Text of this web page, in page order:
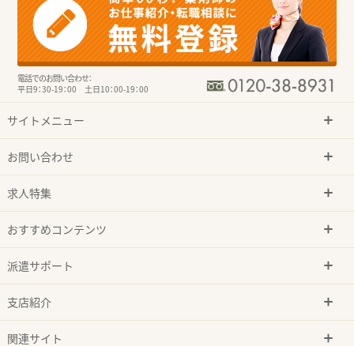
電話でのお問い合わせ：
平日9：30-19：00 土日10：00-19：00
サイトメニュー
お問い合わせ
求人特集
おすすめコンテンツ
派遣サポート
支店紹介
関連サイト